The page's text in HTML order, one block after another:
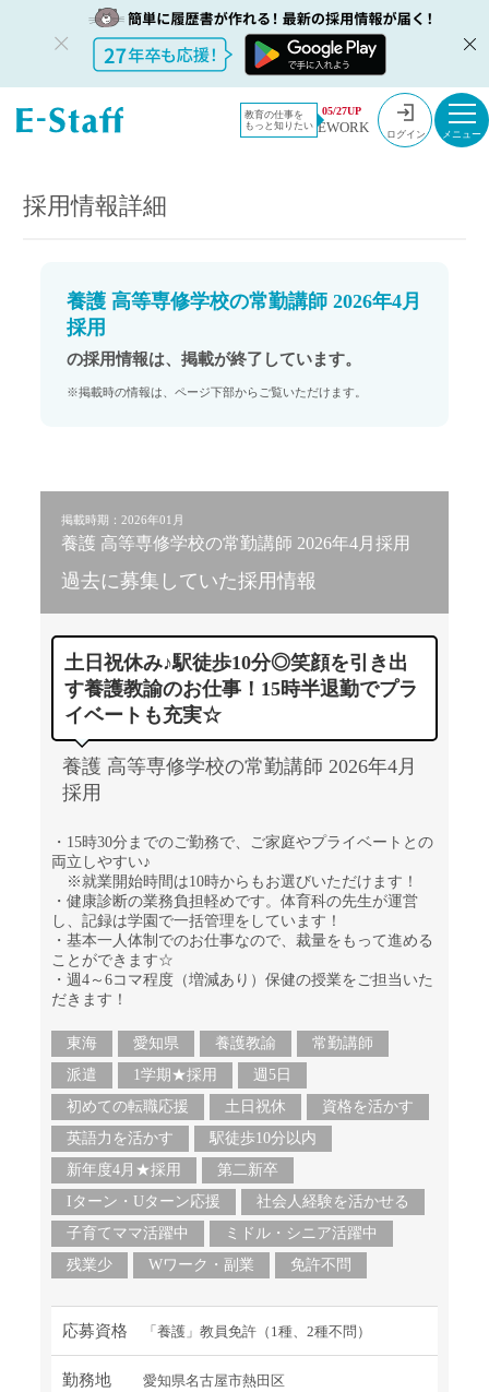
教育の仕事を
もっと知りたい
05/27UP
EWORK ログイン
教員採用情
報のイー・
採用情報
養護 高等専修学校の常勤講師 2026年4月採用
採用情報詳細
養護 高等専修学校の常勤講師 2026年4月
採用
の採用情報は、掲載が終了しています。
※掲載時の情報は、ページ下部からご覧いただけます。
掲載時期：2026年01月
養護 高等専修学校の常勤講師 2026年4月採用
過去に募集していた採用情報
土日祝休み♪駅徒歩10分◎笑顔を引き出
す養護教諭のお仕事！15時半退勤でプラ
イベートも充実☆
養護 高等専修学校の常勤講師 2026年4月
採用
・15時30分までのご勤務で、ご家庭やプライベートとの
両立しやすい♪
※就業開始時間は10時からもお選びいただけます！
・健康診断の業務負担軽めです。体育科の先生が運営
し、記録は学園で一括管理をしています！
・基本一人体制でのお仕事なので、裁量をもって進める
ことができます☆
・週4～6コマ程度（増減あり）保健の授業をご担当いた
だきます！
東海 愛知県 養護教諭
常勤講師
派遣
1学期★採用
週5日
初めての転職応援
土日祝休
資格を活かす
英語力を活かす
駅徒歩10分以内
新年度4月★採用
第二新卒
Iターン・Uターン応援
社会人経験を活かせる
子育てママ活躍中
ミドル・シニア活躍中
残業少
Wワーク・副業 免許不問
応募資格 「養護」教員免許（1種、2種不問）
勤務地 愛知県名古屋市熱田区